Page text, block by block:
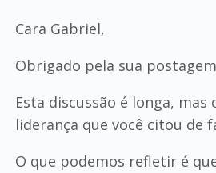
Cara Gabriel,
Obrigado pela sua
Esta discussão é longa, mas
liderança que você citou de
O que podemos refletir é